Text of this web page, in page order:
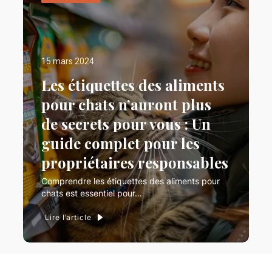
15 mars 2024
Les étiquettes des aliments
pour chats n’auront plus
de secrets pour vous : Un
guide complet pour les
propriétaires responsables
Comprendre les étiquettes des aliments pour
chats est essentiel pour…
Lire l’article